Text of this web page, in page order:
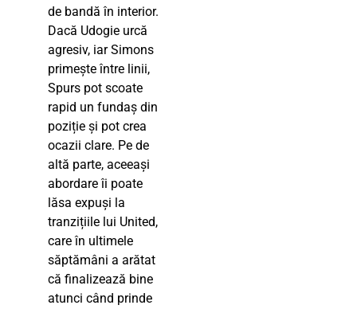
de bandă în interior.
Dacă Udogie urcă
agresiv, iar Simons
primește între linii,
Spurs pot scoate
rapid un fundaș din
poziție și pot crea
ocazii clare. Pe de
altă parte, aceeași
abordare îi poate
lăsa expuși la
tranzițiile lui United,
care în ultimele
săptămâni a arătat
că finalizează bine
atunci când prinde